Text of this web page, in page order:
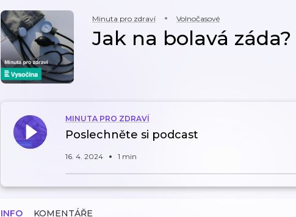
Minuta pro zdraví Volnočasové
Jak na bolavá záda?
MINUTA PRO ZDRAVÍ
Poslechněte si podcast
16. 4. 2024 1 min
INFO KOMENTÁŘE